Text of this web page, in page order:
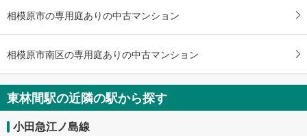
る
・
件
マ
イ
ペ
ー
相模原市の専用庭ありの中古マンション
相模原市南区の専用庭ありの中古マンション
東林間駅の近隣の駅から探す
小田急江ノ島線